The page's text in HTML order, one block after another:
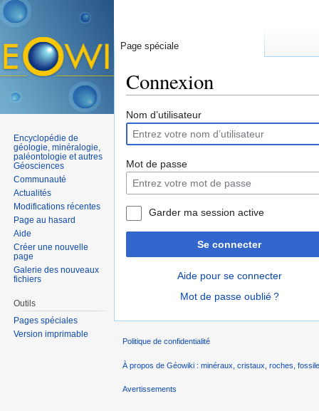
Connexion
Nom d’utilisateur
Mot de passe
Garder ma session active
Se connecter
Aide pour se connecter
Mot de passe oublié ?
Page spéciale
Encyclopédie de
géologie, minéralogie,
paléontologie et autres
Géosciences
Communauté
Actualités
Modifications récentes
Page au hasard
Aide
Créer une nouvelle
page
Galerie des nouveaux
fichiers
Outils
Pages spéciales
Version imprimable
Politique de confidentialité
À propos de Géowiki : minéraux, cristaux, roches,
Avertissements